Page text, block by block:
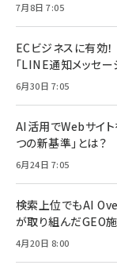
7月8日 7:05
ECビジネスに有効
「LINE通知メッセー
6月30日 7:05
AI活用でWebサイ
つの新基準」とは？
6月24日 7:05
検索上位でもAI
が取り組んだGEO
4月20日 8:00